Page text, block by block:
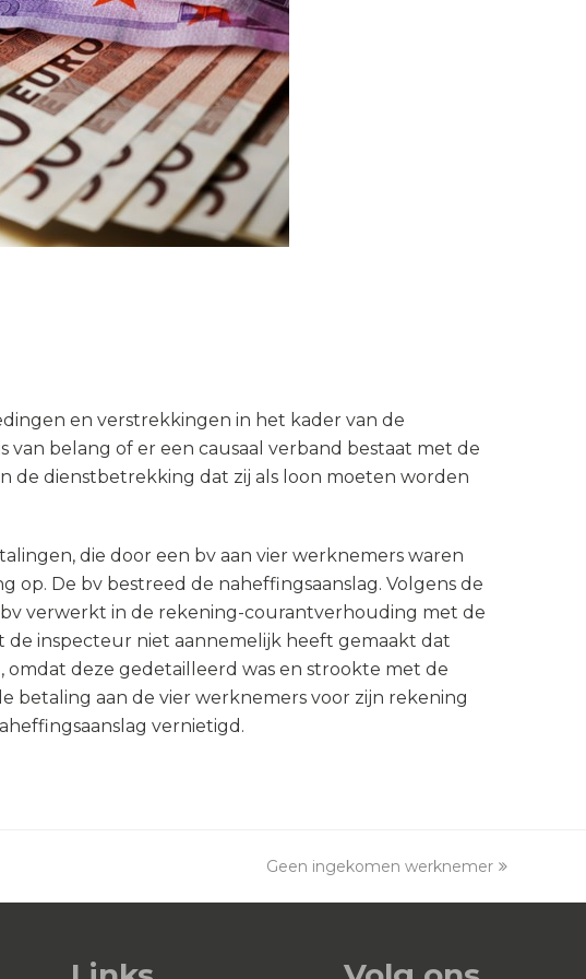
en verstrekkingen in het kader van de
belang of er een causaal verband bestaat met de
de dienstbetrekking dat zij als loon moeten worden
die door een bv aan vier werknemers waren
De bv bestreed de naheffingsaanslag. Volgens de
verwerkt in de rekening-courantverhouding met de
de inspecteur niet aannemelijk heeft gemaakt dat
deze gedetailleerd was en strookte met de
betaling aan de vier werknemers voor zijn rekening
vernietigd.
next
Geen ingekomen werknemer